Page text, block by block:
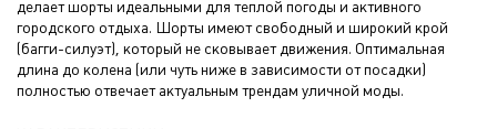
делает шорты идеальными для теплой погоды и активного
городского отдыха. Шорты имеют свободный и широкий крой
(багги-силуэт), который не сковывает движения. Оптимальная
длина до колена (или чуть ниже в зависимости от посадки)
полностью отвечает актуальным трендам уличной моды.